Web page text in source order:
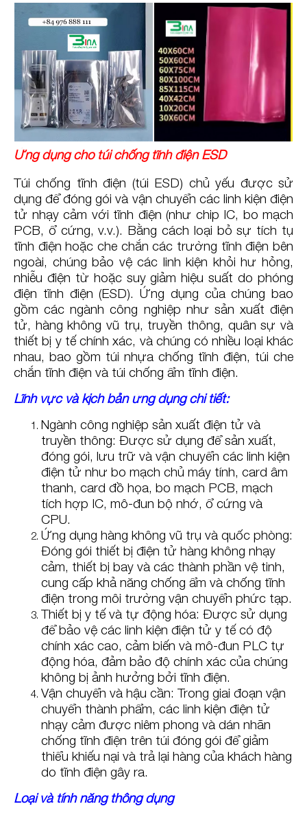
Ứng dụng cho túi chống tĩnh điện ESD
Túi chống tĩnh điện (túi ESD) chủ yếu được sử
dụng để đóng gói và vận chuyển các linh kiện điện
tử nhạy cảm với tĩnh điện (như chip IC, bo mạch
PCB, ổ cứng, v.v.). Bằng cách loại bỏ sự tích tụ
tĩnh điện hoặc che chắn các trường tĩnh điện bên
ngoài, chúng bảo vệ các linh kiện khỏi hư hỏng,
nhiễu điện từ hoặc suy giảm hiệu suất do phóng
điện tĩnh điện (ESD). Ứng dụng của chúng bao
gồm các ngành công nghiệp như sản xuất điện
tử, hàng không vũ trụ, truyền thông, quân sự và
thiết bị y tế chính xác, và chúng có nhiều loại khác
nhau, bao gồm túi nhựa chống tĩnh điện, túi che
chắn tĩnh điện và túi chống ẩm tĩnh điện.
Lĩnh vực và kịch bản ứng dụng chi tiết:
Ngành công nghiệp sản xuất điện tử và
truyền thông: Được sử dụng để sản xuất,
đóng gói, lưu trữ và vận chuyển các linh kiện
điện tử như bo mạch chủ máy tính, card âm
thanh, card đồ họa, bo mạch PCB, mạch
tích hợp IC, mô-đun bộ nhớ, ổ cứng và
CPU.
Ứng dụng hàng không vũ trụ và quốc phòng:
Đóng gói thiết bị điện tử hàng không nhạy
cảm, thiết bị bay và các thành phần vệ tinh,
cung cấp khả năng chống ẩm và chống tĩnh
điện trong môi trường vận chuyển phức tạp.
Thiết bị y tế và tự động hóa: Được sử dụng
để bảo vệ các linh kiện điện tử y tế có độ
chính xác cao, cảm biến và mô-đun PLC tự
động hóa, đảm bảo độ chính xác của chúng
không bị ảnh hưởng bởi tĩnh điện.
Vận chuyển và hậu cần: Trong giai đoạn vận
chuyển thành phẩm, các linh kiện điện tử
nhạy cảm được niêm phong và dán nhãn
chống tĩnh điện trên túi đóng gói để giảm
thiểu khiếu nại và trả lại hàng của khách hàng
do tĩnh điện gây ra.
Loại và tính năng thông dụng